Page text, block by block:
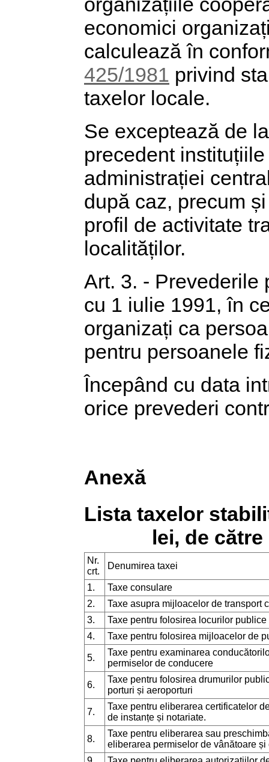
economici
calculează în
425/1981 privind
taxelor locale.
Se exceptează de
precedent
administrației
după caz, precum
profil de activitate
localităților.
Art. 3. - Prevederile
cu 1 iulie 1991, în
organizați ca
pentru persoanele
Începând cu data
orice prevederi
Anexă
Lista taxelor
lei, de
Nr.
crt.
Denumirea taxei
1.
Taxe consulare
2.
Taxe asupra mijloacelor de transport
3.
Taxe pentru folosirea locurilor
4.
Taxe pentru folosirea mijloacelor de
5.
Taxe pentru examinarea
permiselor de conducere
6.
Taxe pentru folosirea drumurilor
porturi și aeroporturi
7.
Taxe pentru eliberarea certificatelor
de instanțe și notariate.
8.
Taxe pentru eliberarea sau
eliberarea permiselor de vânătoare și